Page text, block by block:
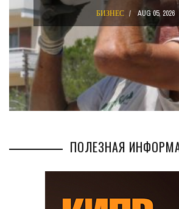
БИЗНЕС AUG 05, 2026
ПОЛЕЗНАЯ